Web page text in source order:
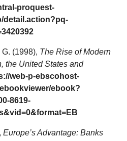
proquest-
detail.action?pq-
(1998), The Rise of Modern
the United States and
web-p-ebscohost-
ebook?
8619-
Europe’s Advantage: Banks